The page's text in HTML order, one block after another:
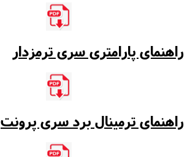
راهنمای پارامتری سری ترمزدار
راهنمای ترمینال برد سری پرونت